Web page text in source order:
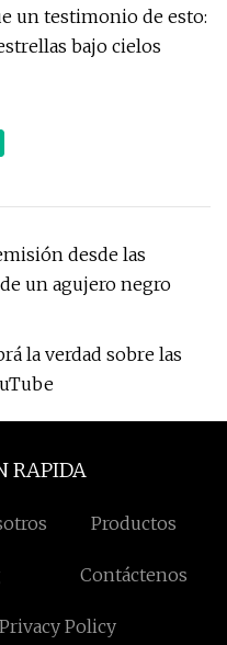
un testimonio de esto:
bajo cielos
desde las
un agujero negro
la verdad sobre las
RAPIDA
Productos
Contáctenos
Privacy Policy